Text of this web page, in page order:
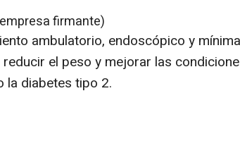
firmante)
ambulatorio, endoscópico y
el peso y mejorar las
la diabetes tipo 2.